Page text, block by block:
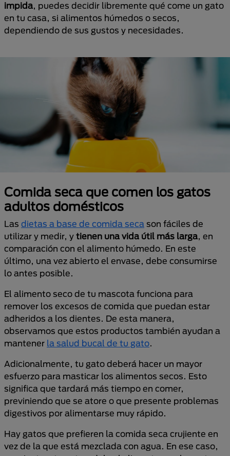
impida, puedes decidir libremente qué come un gato
en tu casa, si alimentos húmedos o secos,
dependiendo de sus gustos y necesidades.
Comida seca que comen los gatos
adultos domésticos
Las dietas a base de comida seca son fáciles de
utilizar y medir, y tienen una vida útil más larga, en
comparación con el alimento húmedo. En este
último, una vez abierto el envase, debe consumirse
lo antes posible.
El alimento seco de tu mascota funciona para
remover los excesos de comida que puedan estar
adheridos a los dientes. De esta manera,
observamos que estos productos también ayudan a
mantener la salud bucal de tu gato.
Adicionalmente, tu gato deberá hacer un mayor
esfuerzo para masticar los alimentos secos. Esto
significa que tardará más tiempo en comer,
previniendo que se atore o que presente problemas
digestivos por alimentarse muy rápido.
Hay gatos que prefieren la comida seca crujiente en
vez de la que está mezclada con agua. En ese caso,